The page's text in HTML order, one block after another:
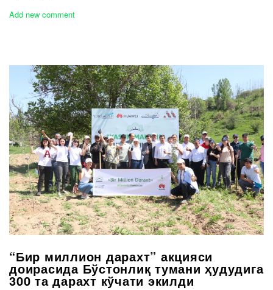
Add new comment
“Бир миллион дарахт” акцияси
доирасида Бўстонлиқ тумани ҳудудига
300 та дарахт кўчати экилди